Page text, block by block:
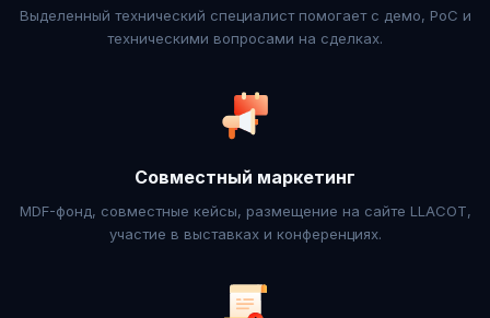
Выделенный технический специалист помогает с демо, PoC и
техническими вопросами на сделках.
Совместный маркетинг
MDF-фонд, совместные кейсы, размещение на сайте LLACOT,
участие в выставках и конференциях.